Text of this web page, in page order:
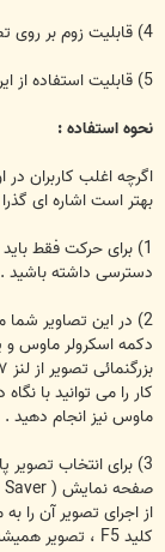
4) قابلیت زوم بر روی تصاویر (با استفاده از غلطت بالا و پایین رونده موس)
5) قابلیت استفاده از این تصاویر برای محافظ صفحه نمایش (screen saver)
نحوه استفاده :
اگرچه اغلب كاربران در
بهتر است اشاره ای
1) برای حركت فقط
دسترسی داشته باشید .
2) در این تصاویر شما
كار را می توانید با
ماوس نیز انجام دهید .
از اجرای تصویر آن
كلید F5 ، تصویر همیشه از همانجا فراخوانی شود.)